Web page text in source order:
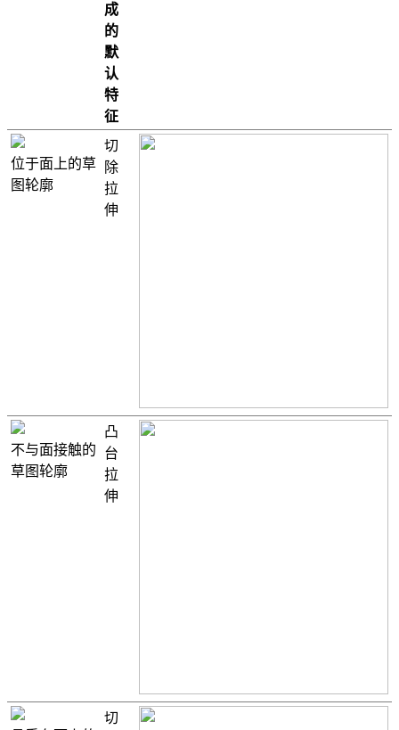
成
的
默
认
特
征
位于面上的草
图轮廓
切
除
拉
伸
不与面接触的
草图轮廓
凸
台
拉
伸
切